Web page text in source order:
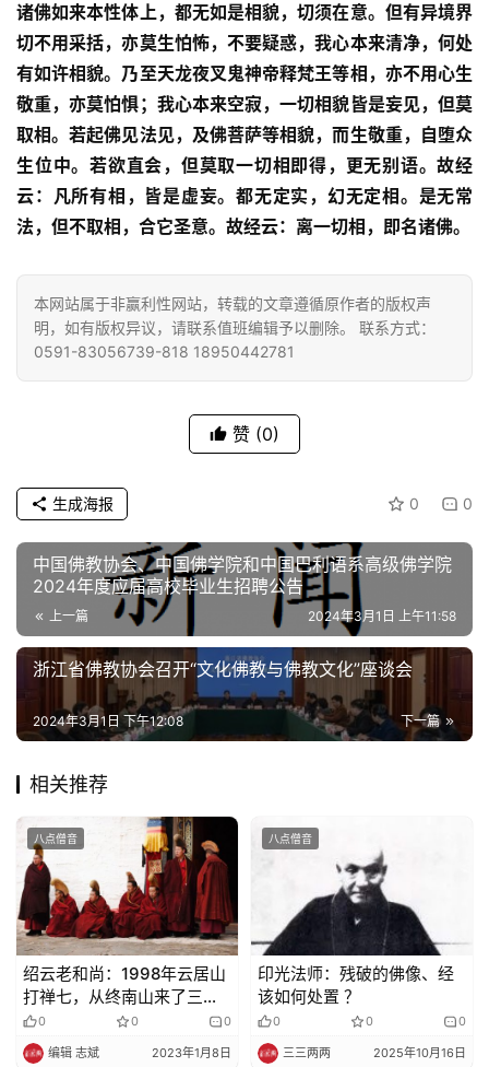
公
益
慈
善
佛
教
人
寺
院
纪
录
佛
教
艺
策
法
规
免
责
声
明
登录 注册
诸佛如来本性体上，都无如是相貌，切须在意。但有异境界
切不用采括，亦莫生怕怖，不要疑惑，我心本来清净，何处
有如许相貌。乃至天龙夜叉鬼神帝释梵王等相，亦不用心生
敬重，亦莫怕惧；我心本来空寂，一切相貌皆是妄见，但莫
取相。若起佛见法见，及佛菩萨等相貌，而生敬重，自堕众
生位中。若欲直会，但莫取一切相即得，更无别语。故经
云：凡所有相，皆是虚妄。都无定实，幻无定相。是无常
法，但不取相，合它圣意。故经云：离一切相，即名诸佛。
本网站属于非赢利性网站，转载的文章遵循原作者的版权声
明，如有版权异议，请联系值班编辑予以删除。 联系方式：
0591-83056739-818 18950442781
赞 (0)
0 0
生成海报
中国佛教协会、中国佛学院和中国巴利语系高级佛学院
2024年度应届高校毕业生招聘公告
上一篇 2024年3月1日 上午11:58
浙江省佛教协会召开“文化佛教与佛教文化”座谈会
下一篇
2024年3月1日 下午12:08
相关推荐
八点僧音
绍云老和尚：1998年云居山
打禅七，从终南山来了三个
穿喇嘛衣服的人…
0 0 0
编辑 志斌 2023年1月8日
八点僧音
印光法师：残破的佛像、经
该如何处置 ？
0 0 0
三三两两 2025年10月16日